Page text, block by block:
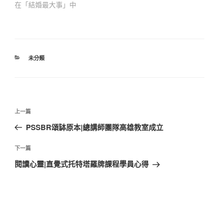
在「結婚最大事」中
分
未分類
文
導
覽
上
一
文
章
上一篇
PSSBR頌缽原本|總講師團隊高雄教室成立
下
一
下一篇
閱讀心靈|直覺式托特塔羅牌課程學員心得